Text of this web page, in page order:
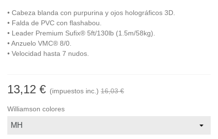
• Cabeza blanda con purpurina y ojos holográficos 3D.
• Falda de PVC con flashabou.
• Leader Premium Sufix® 5ft/130lb (1.5m/58kg).
• Anzuelo VMC® 8/0.
• Velocidad hasta 7 nudos.
13,12 € (impuestos inc.) 16,03 €
Williamson colores